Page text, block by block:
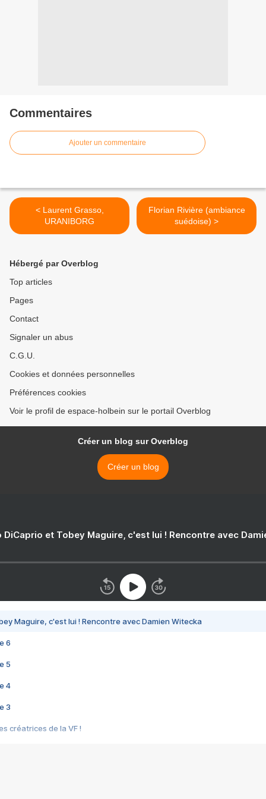
Commentaires
Ajouter un commentaire
< Laurent Grasso,
URANIBORG
Florian Rivière (ambiance
suédoise) >
Hébergé par Overblog
Top articles
Pages
Contact
Signaler un abus
C.G.U.
Cookies et données personnelles
Préférences cookies
Voir le profil de espace-holbein sur le portail Overblog
Créer un blog sur Overblog
Créer un blog
DiCaprio et Tobey Maguire, c'est lui ! Rencontre avec
Maguire, c'est lui ! Rencontre avec Damien Witecka
6
5
4
3
créatrices de la VF !